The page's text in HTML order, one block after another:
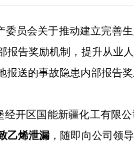
员会关于推动建立完善
告奖励机制，提升从业
送的事故隐患内部报告
经开区国能新疆化工有限
乙烯泄漏 ，随即向公司领